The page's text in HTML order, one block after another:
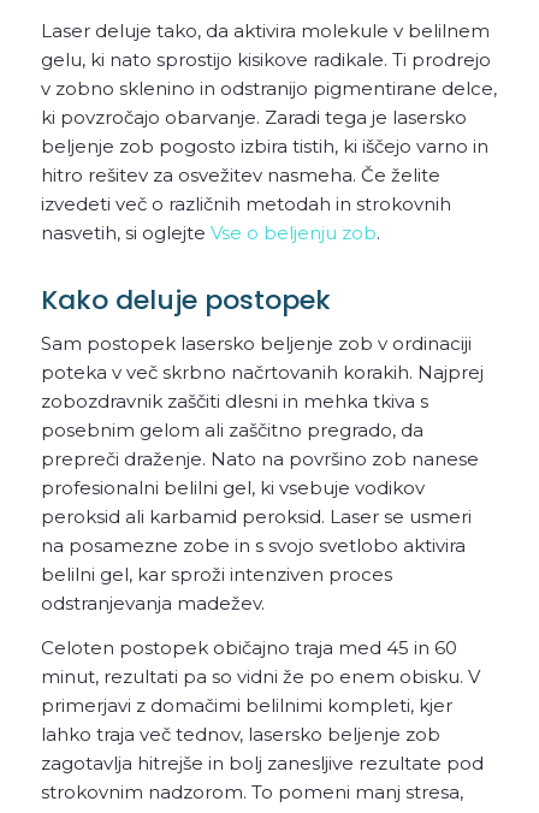
Laser deluje tako, da aktivira molekule v belilnem
gelu, ki nato sprostijo kisikove radikale. Ti prodrejo
v zobno sklenino in odstranijo pigmentirane delce,
ki povzročajo obarvanje. Zaradi tega je lasersko
beljenje zob pogosto izbira tistih, ki iščejo varno in
hitro rešitev za osvežitev nasmeha. Če želite
izvedeti več o različnih metodah in strokovnih
nasvetih, si oglejte Vse o beljenju zob.
Kako deluje postopek
Sam postopek lasersko beljenje zob v ordinaciji
poteka v več skrbno načrtovanih korakih. Najprej
zobozdravnik zaščiti dlesni in mehka tkiva s
posebnim gelom ali zaščitno pregrado, da
prepreči draženje. Nato na površino zob nanese
profesionalni belilni gel, ki vsebuje vodikov
peroksid ali karbamid peroksid. Laser se usmeri
na posamezne zobe in s svojo svetlobo aktivira
belilni gel, kar sproži intenziven proces
odstranjevanja madežev.
Celoten postopek običajno traja med 45 in 60
minut, rezultati pa so vidni že po enem obisku. V
primerjavi z domačimi belilnimi kompleti, kjer
lahko traja več tednov, lasersko beljenje zob
zagotavlja hitrejše in bolj zanesljive rezultate pod
strokovnim nadzorom. To pomeni manj stresa,